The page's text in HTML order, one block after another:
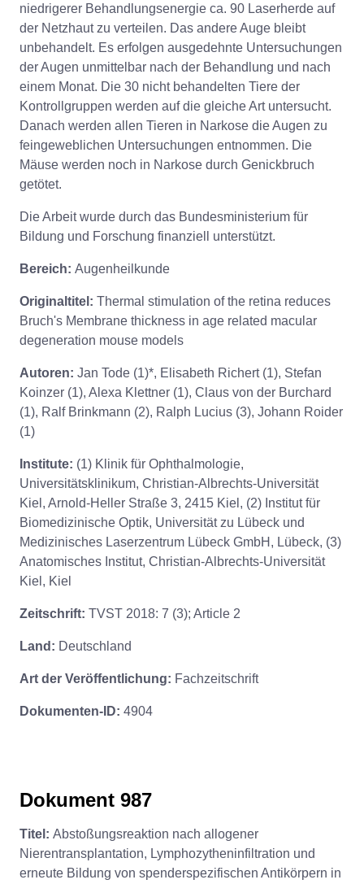
niedrigerer Behandlungsenergie ca. 90 Laserherde auf
der Netzhaut zu verteilen. Das andere Auge bleibt
unbehandelt. Es erfolgen ausgedehnte Untersuchungen
der Augen unmittelbar nach der Behandlung und nach
einem Monat. Die 30 nicht behandelten Tiere der
Kontrollgruppen werden auf die gleiche Art untersucht.
Danach werden allen Tieren in Narkose die Augen zu
feingeweblichen Untersuchungen entnommen. Die
Mäuse werden noch in Narkose durch Genickbruch
getötet.
Die Arbeit wurde durch das Bundesministerium für
Bildung und Forschung finanziell unterstützt.
Bereich: Augenheilkunde
Originaltitel: Thermal stimulation of the retina reduces
Bruch's Membrane thickness in age related macular
degeneration mouse models
Autoren: Jan Tode (1)*, Elisabeth Richert (1), Stefan
Koinzer (1), Alexa Klettner (1), Claus von der Burchard
(1), Ralf Brinkmann (2), Ralph Lucius (3), Johann Roider
(1)
Institute: (1) Klinik für Ophthalmologie,
Universitätsklinikum, Christian-Albrechts-Universität
Kiel, Arnold-Heller Straße 3, 2415 Kiel, (2) Institut für
Biomedizinische Optik, Universität zu Lübeck und
Medizinisches Laserzentrum Lübeck GmbH, Lübeck, (3)
Anatomisches Institut, Christian-Albrechts-Universität
Kiel, Kiel
Zeitschrift: TVST 2018: 7 (3); Article 2
Land: Deutschland
Art der Veröffentlichung: Fachzeitschrift
Dokumenten-ID: 4904
Dokument 987
Titel: Abstoßungsreaktion nach allogener
Nierentransplantation, Lymphozytheninfiltration und
erneute Bildung von spenderspezifischen Antikörpern in